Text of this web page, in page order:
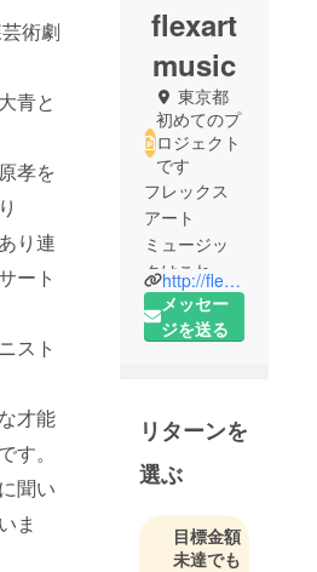
術劇
青と
孝を
り連
ート
スト
才能
す。
聞い
ま
flexart
music
東京都
初めてのプ
ロジェクト
です
フレックス
アート
ミュージッ
クはこれか
らの未来に
輝けるアー
ます。人の
心に響く音
楽、芸術を
幅広く世の
中に提供し
ていきま
http://flexartmusic.net/
メッセー
ジを送る
リターンを
選ぶ
目標金額
未達でも